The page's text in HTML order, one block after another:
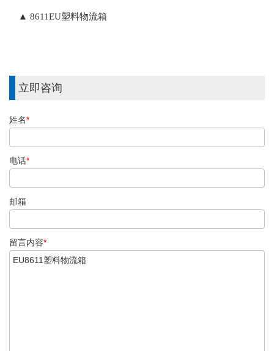
▲ 8611EU塑料物流箱
立即咨询
姓名*
电话*
邮箱
留言内容*